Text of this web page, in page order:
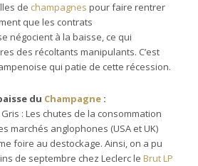
de champagnes pour faire rentrer
que les contrats
négocient à la baisse, ce qui
des récoltants manipulants. C’est
qui patie de cette récession.
du Champagne :
: Les chutes de la consommation
marchés anglophones (USA et UK)
foire au destockage. Ainsi, on a pu
de septembre chez Leclerc le Brut LP